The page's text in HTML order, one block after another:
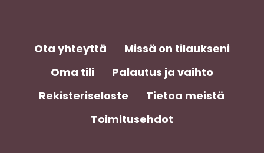
Ota yhteyttä
Missä on tilaukseni
Oma tili
Palautus ja vaihto
Rekisteriseloste
Tietoa meistä
Toimitusehdot